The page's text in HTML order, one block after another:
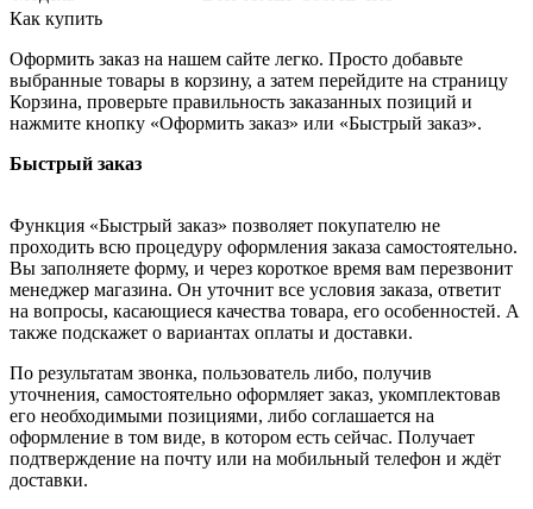
Как купить
Оформить заказ на нашем сайте легко. Просто добавьте
выбранные товары в корзину, а затем перейдите на страницу
Корзина, проверьте правильность заказанных позиций и
нажмите кнопку «Оформить заказ» или «Быстрый заказ».
Быстрый заказ
Функция «Быстрый заказ» позволяет покупателю не
проходить всю процедуру оформления заказа самостоятельно.
Вы заполняете форму, и через короткое время вам перезвонит
менеджер магазина. Он уточнит все условия заказа, ответит
на вопросы, касающиеся качества товара, его особенностей. А
также подскажет о вариантах оплаты и доставки.
По результатам звонка, пользователь либо, получив
уточнения, самостоятельно оформляет заказ, укомплектовав
его необходимыми позициями, либо соглашается на
оформление в том виде, в котором есть сейчас. Получает
подтверждение на почту или на мобильный телефон и ждёт
доставки.